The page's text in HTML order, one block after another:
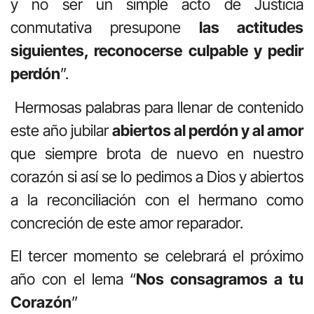
y no ser un simple acto de Justicia
conmutativa presupone las actitudes
siguientes, reconocerse culpable y pedir
perdón”.
Hermosas palabras para llenar de contenido
este año jubilarabiertos al perdón y al amor
que siempre brota de nuevo en nuestro
corazón si así se lo pedimos a Dios y abiertos
a la reconciliación con el hermano como
concreción de este amor reparador.
El tercer momento se celebrará el próximo
año con el lema “Nos consagramos a tu
Corazón”